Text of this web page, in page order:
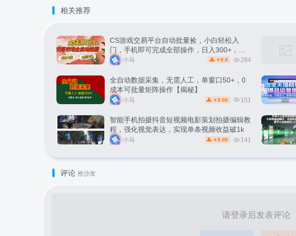
相关推荐
CS游戏交易平台自动批量捡，小白轻松入
门，手机即可完成全部操作，日入300+，轻
松副业【揭秘】
小马 ￥ 8.8 284
全自动数据采集，无需人工，单窗口50+，0
成本可批量矩阵操作【揭秘】
小马 ￥ 8.88 151
智能手机拍摄抖音短视频电影策划拍摄编辑教
程，强化视觉表达，实现单条视频收益破1k
小马 ￥ 8.88 141
评论 抢沙发
请登录后发表评论